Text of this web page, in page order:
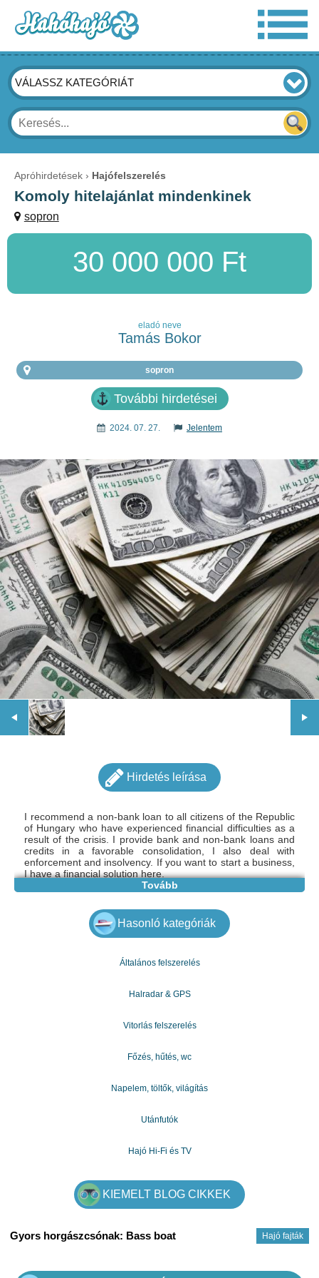
VÁLASSZ KATEGÓRIÁT
Apróhirdetések Hajófelszerelés
Komoly hitelajánlat mindenkinek
sopron
30 000 000 Ft
eladó neve
Tamás Bokor
sopron
További hirdetései
2024. 07. 27. Jelentem
Hirdetés leírása
I recommend a non-bank loan to all citizens of the Republic
of Hungary who have experienced financial difficulties as a
result of the crisis. I provide bank and non-bank loans and
credits in a favorable consolidation, I also deal with
enforcement and insolvency. If you want to start a business,
I have a financial solution here.
Tovább
Hasonló kategóriák
Általános felszerelés
Halradar & GPS
Vitorlás felszerelés
Főzés, hűtés, wc
Napelem, töltők, világítás
Utánfutók
Hajó Hi-Fi és TV
KIEMELT BLOG CIKKEK
Hajó fajták
Gyors horgászcsónak: Bass boat